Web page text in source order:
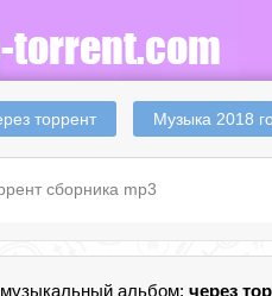
торрент Музыка 2018
альбом: через